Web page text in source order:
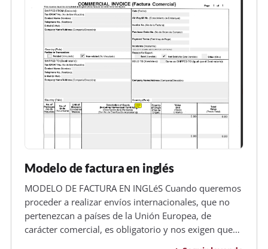
Modelo de factura en inglés
MODELO DE FACTURA EN INGLéS Cuando queremos
proceder a realizar envíos internacionales, que no
pertenezcan a países de la Unión Europea, de
carácter comercial, es obligatorio y nos exigen que